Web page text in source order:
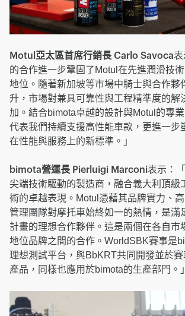
Motul亞太區首席行銷長 Carlo Savoca表
的合作進一步鞏固了Motul在先進潤滑技術
地位。隨著新加坡等市場中騎士與合作夥
升，市場對兼具可靠性與工程精準度的解
加。結合bimota卓越的設計與Motul的專業
代表我們持續支援高性能車款，更進一步
在性能與服務上的新標準。」
bimota營運長 Pierluigi Marconi表示：
尖端技術驅動的製造商，融合義大利頂級
術的卓越表現。Motul憑藉其品牌實力、高
管理團隊對摩托車始終如一的熱情，是滿
計畫的理想合作夥伴。這是兩個在各自市
地位品牌之間的合作。WorldSBK賽事是
理想測試平台，與BbKRT共同開發並於賽
產品，同樣也應用於bimota的生產部門。」